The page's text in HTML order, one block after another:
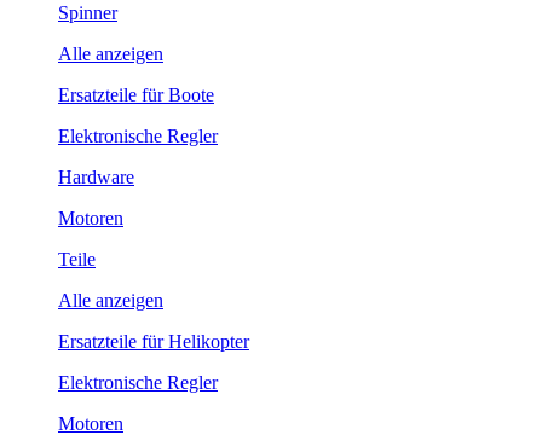
Spinner
Alle anzeigen
Ersatzteile für Boote
Elektronische Regler
Hardware
Motoren
Teile
Alle anzeigen
Ersatzteile für Helikopter
Elektronische Regler
Motoren